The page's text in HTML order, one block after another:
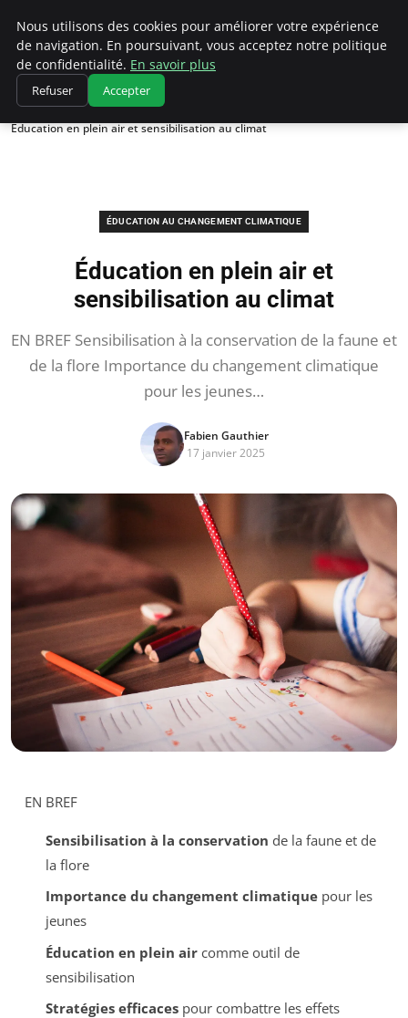
Climatedebtagents
Accueil
Éducation au changement climatique
Éducation en plein air et sensibilisation au climat
ÉDUCATION AU CHANGEMENT CLIMATIQUE
Éducation en plein air et
sensibilisation au climat
EN BREF Sensibilisation à la conservation de la faune et
de la flore Importance du changement climatique
pour les jeunes…
Fabien Gauthier
17 janvier 2025
EN BREF
Sensibilisation à la conservation de la faune et de
la flore
Importance du changement climatiquepour les
jeunes
Éducation en plein aircomme outil de
sensibilisation
Stratégies efficacespour combattre les effets
Nous utilisons des cookies pour améliorer votre expérience
de navigation. En poursuivant, vous acceptez notre politique
de confidentialité. En savoir plus
Refuser Accepter